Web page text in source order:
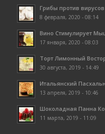
Грибы против вирусов
8 февраля, 2020 - 08:14
Вино Стимулирует
17 января, 2020 - 08:03
Торт Лимонный
30 августа, 2019 - 14:49
Итальянский
13 апреля, 2019 - 10:46
Шоколадная Панна
11 марта, 2019 - 11:09